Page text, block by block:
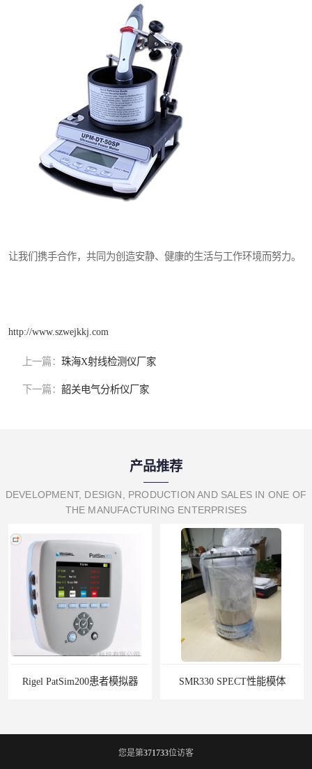
让我们携手合作，共同为创造安静、健康的生活与工作环境而努力。
http://www.szwejkkj.com
上一篇： 珠海X射线检测仪厂家
下一篇： 韶关电气分析仪厂家
产品推荐
DEVELOPMENT, DESIGN, PRODUCTION AND SALES IN ONE OF
THE MANUFACTURING ENTERPRISES
SMR330 SPECT性能模体
您是第371733位访客